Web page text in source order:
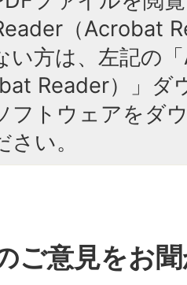
（Acrobat
い方は、左記の
Reader）」ダ
フトウェアをダ
い。
ご意見をお